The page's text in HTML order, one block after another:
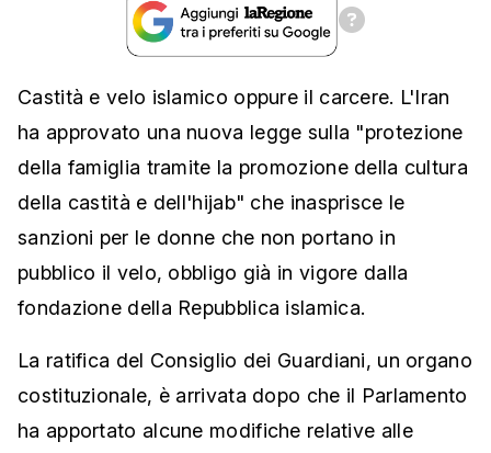
Castità e velo islamico oppure il carcere. L'Iran
ha approvato una nuova legge sulla "protezione
della famiglia tramite la promozione della cultura
della castità e dell'hijab" che inasprisce le
sanzioni per le donne che non portano in
pubblico il velo, obbligo già in vigore dalla
fondazione della Repubblica islamica.
La ratifica del Consiglio dei Guardiani, un organo
costituzionale, è arrivata dopo che il Parlamento
ha apportato alcune modifiche relative alle